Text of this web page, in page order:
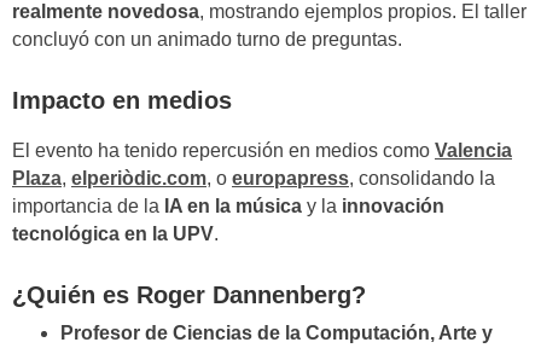
realmente novedosa, mostrando ejemplos propios. El taller
concluyó con un animado turno de preguntas.
Impacto en medios
El evento ha tenido repercusión en medios como Valencia
Plaza, elperiòdic.com, o europapress, consolidando la
importancia de la IA en la música y la innovación
tecnológica en la UPV.
¿Quién es Roger Dannenberg?
Profesor de Ciencias de la Computación, Arte y